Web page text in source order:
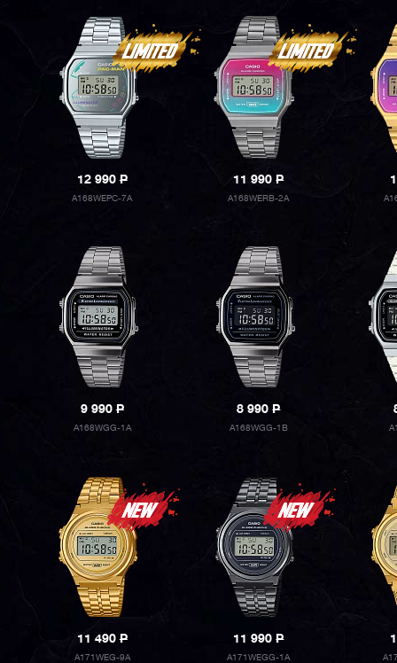
12 990P
A168WEPC-7A
11 990P
A168WERB-2A
9 990P
A168WGG-1A
8 990P
A168WGG-1B
11 490P
A171WEG-9A
11 990P
A171WEGG-1A